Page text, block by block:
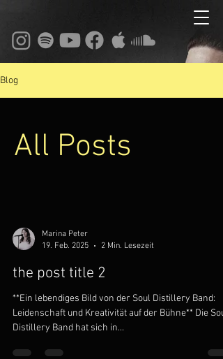
Blog
All Posts
Marina Peter
19. Feb. 2025
2 Min. Lesezeit
the post title 2
**Ein lebendiges Bild von der Soul Distillery Band:
Leidenschaft und Kreativität auf der Bühne** Die Soul
Distillery Band hat sich in...